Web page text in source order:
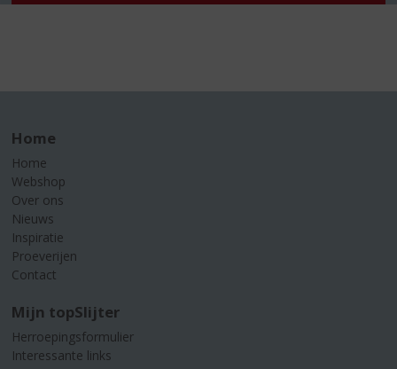
Home
Home
Webshop
Over ons
Nieuws
Inspiratie
Proeverijen
Contact
Mijn topSlijter
Herroepingsformulier
Interessante links